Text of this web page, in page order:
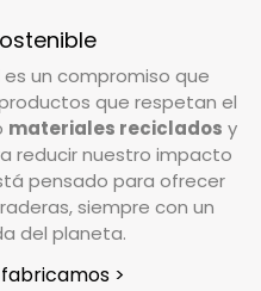
al calor,
y seguridad
de copas,
y decorativo a
desde que recibes tu
Si tienes
realizar la solicitud,
al Cliente está a tu
, y estaremos
lo que necesites.
es un compromiso que
que respetan el
materiales reciclados y
reducir nuestro impacto
pensado para ofrecer
siempre con un
del planeta.
>